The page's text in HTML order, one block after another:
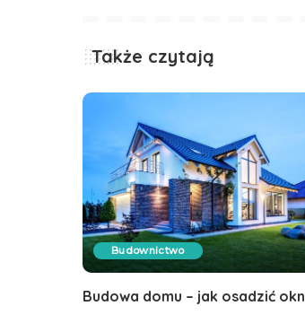
Także czytają
Budownictwo
Budowa domu – jak osadzić